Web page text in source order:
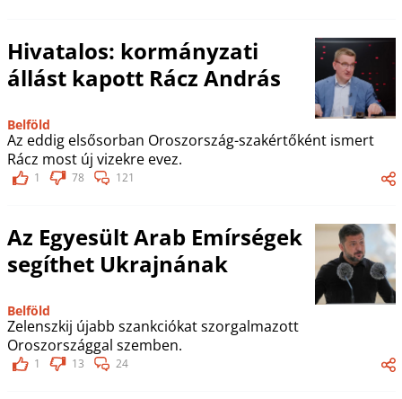
Hivatalos: kormányzati
állást kapott Rácz András
Belföld
Az eddig elsősorban Oroszország-szakértőként ismert
Rácz most új vizekre evez.
1 78 121
Az Egyesült Arab Emírségek
segíthet Ukrajnának
Belföld
Zelenszkij újabb szankciókat szorgalmazott
Oroszországgal szemben.
1 13 24